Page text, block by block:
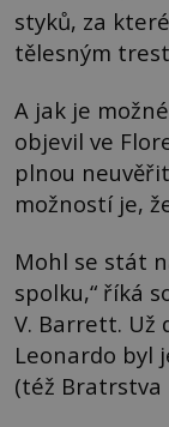
styků, za
tělesným
A jak je
objevil ve
plnou
možností je,
Mohl se stát
spolku,“ říká
V. Barrett. Už
Leonardo byl
(též Bratrstva